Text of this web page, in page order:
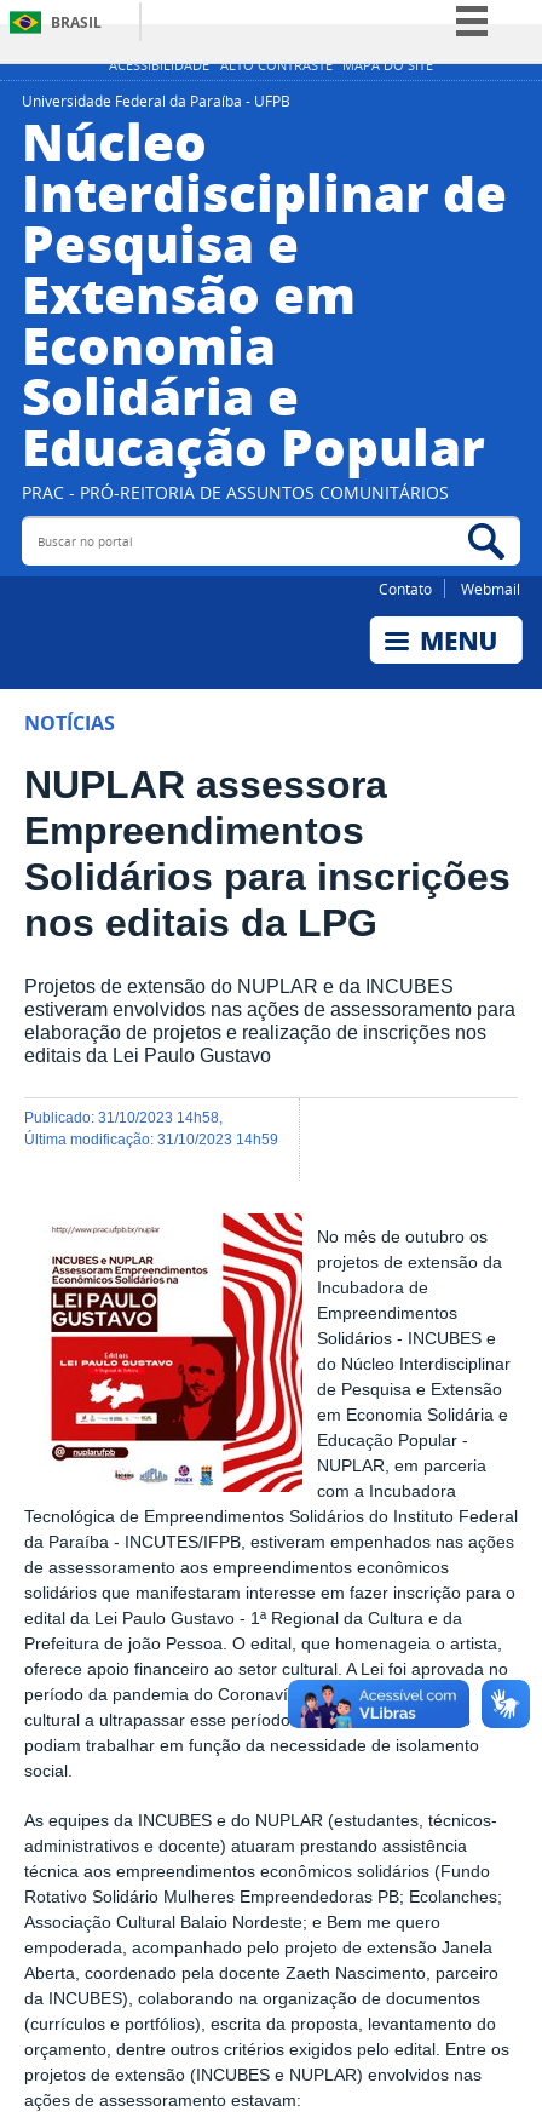
ACESSIBILIDADE ALTO CONTRASTE MAPA DO SITE
BRASIL
Simplifique!
Acesso à informação
Legislação
Universidade Federal da Paraíba - UFPB
Núcleo
Interdisciplinar de
Pesquisa e
Extensão em
Economia
Solidária e
Educação Popular
PRAC - PRÓ-REITORIA DE ASSUNTOS COMUNITÁRIOS
Buscar no portal
Contato Webmail
NOTÍCIAS
NUPLAR assessora
Empreendimentos
Solidários para inscrições
nos editais da LPG
Projetos de extensão do NUPLAR e da INCUBES
estiveram envolvidos nas ações de assessoramento para
elaboração de projetos e realização de inscrições nos
editais da Lei Paulo Gustavo
publicado: 31/10/2023 14h58
última modificação: 31/10/2023 14h59
No mês de outubro os
projetos de extensão da
Incubadora de
Empreendimentos
Solidários - INCUBES e
do Núcleo Interdisciplinar
de Pesquisa e Extensão
em Economia Solidária e
Educação Popular -
NUPLAR, em parceria
com a
Incubadora
Tecnológica de Empreendimentos Solidários do Instituto Federal
da Paraíba - INCUTES/IFPB, estiveram empenhados nas ações
de assessoramento aos empreendimentos econômicos
solidários que manifestaram interesse em fazer inscrição para o
edital da Lei Paulo Gustavo - 1ª Regional da Cultura e da
Prefeitura de joão Pessoa. O edital, que homenageia o artista,
oferece apoio financeiro ao setor cultural. A Lei foi aprovada no
período da pandemia do Coronavírus para ajudar o setor
cultural a ultrapassar esse período em que os artistas não
podiam trabalhar em função da necessidade de isolamento
social.
As equipes da INCUBES e do NUPLAR (estudantes, técnicos-
administrativos e docente) atuaram prestando assistência
técnica aos empreendimentos econômicos solidários (Fundo
Rotativo Solidário Mulheres Empreendedoras PB; Ecolanches;
Associação Cultural Balaio Nordeste; e Bem me quero
empoderada, acompanhado pelo projeto de extensão Janela
Aberta, coordenado pela docente Zaeth Nascimento, parceiro
da INCUBES), colaborando na organização de documentos
(currículos e portfólios), escrita da proposta, levantamento do
orçamento, dentre outros critérios exigidos pelo edital. Entre os
projetos de extensão (INCUBES e NUPLAR) envolvidos nas
ações de assessoramento estavam: